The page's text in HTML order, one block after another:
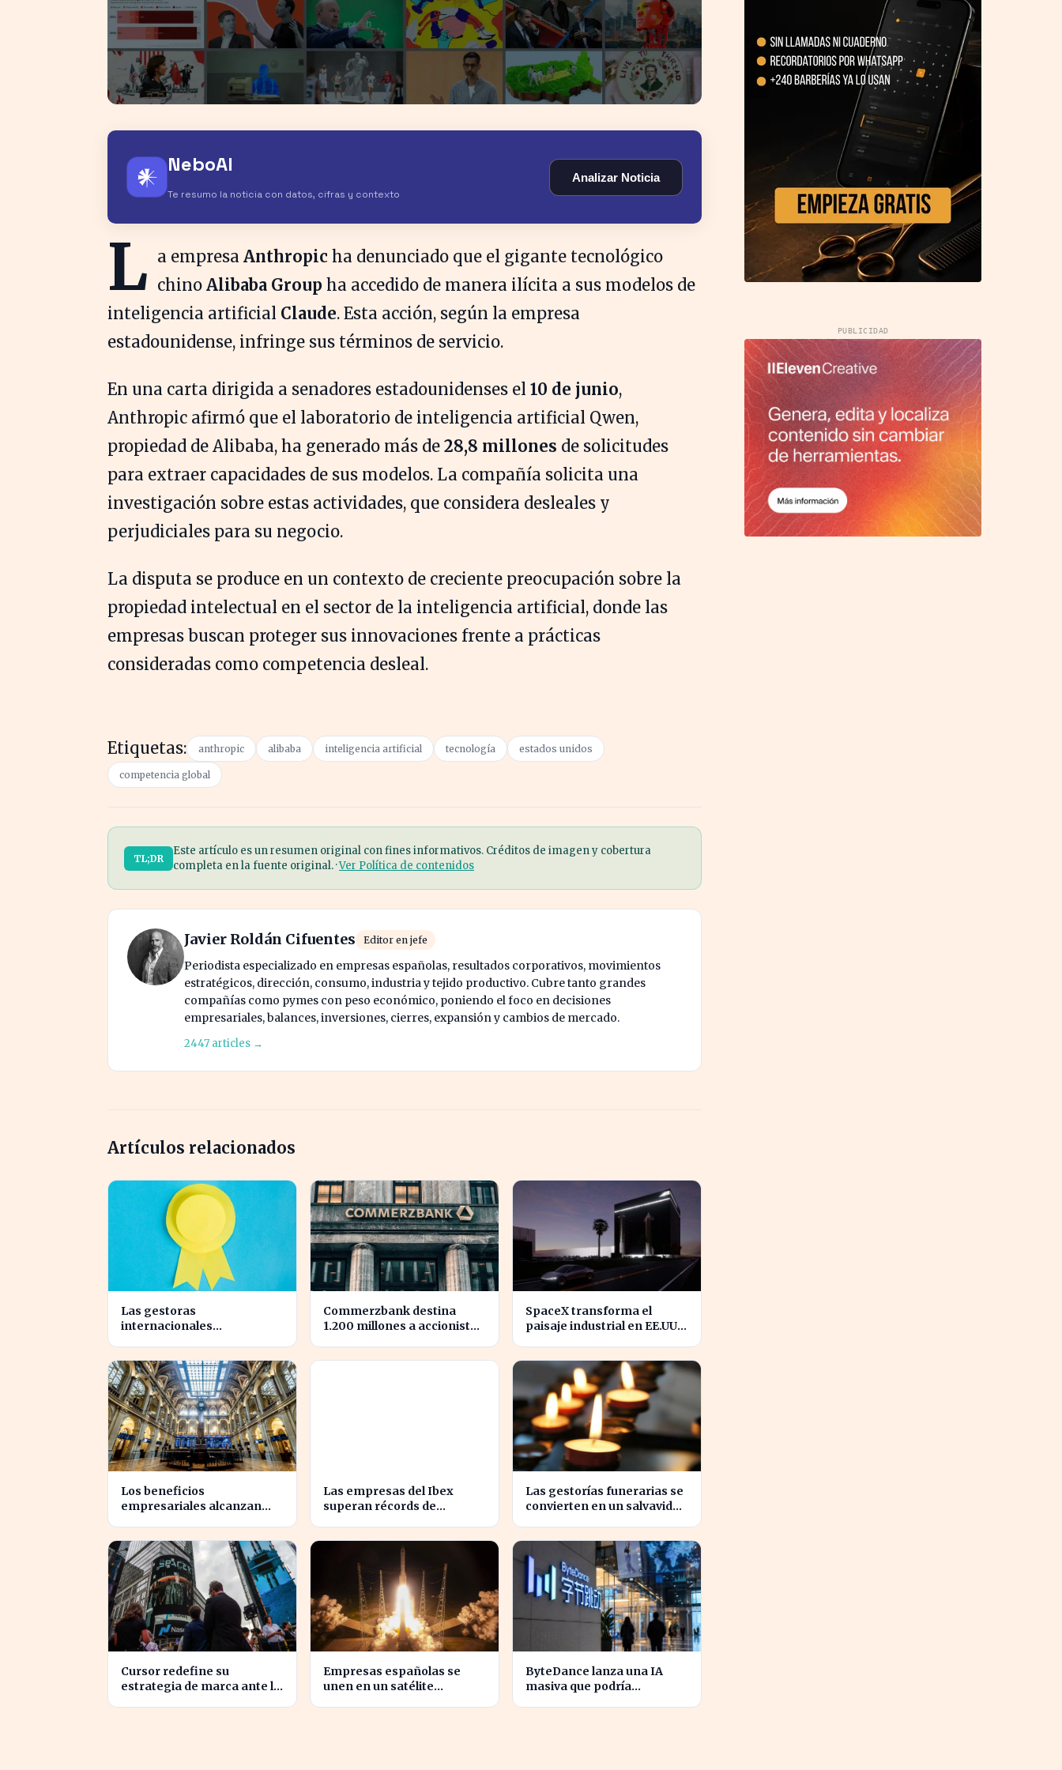
𒀭 NeboAI
Te resumo la noticia con datos, cifras y contexto
Analizar Noticia
L a empresa Anthropic ha denunciado que el gigante tecnológico
chino Alibaba Group ha accedido de manera ilícita a sus modelos de
inteligencia artificial Claude. Esta acción, según la empresa
estadounidense, infringe sus términos de servicio.
En una carta dirigida a senadores estadounidenses el 10 de junio,
Anthropic afirmó que el laboratorio de inteligencia artificial Qwen,
propiedad de Alibaba, ha generado más de 28,8 millones de solicitudes
para extraer capacidades de sus modelos. La compañía solicita una
investigación sobre estas actividades, que considera desleales y
perjudiciales para su negocio.
La disputa se produce en un contexto de creciente preocupación sobre la
propiedad intelectual en el sector de la inteligencia artificial, donde las
empresas buscan proteger sus innovaciones frente a prácticas
consideradas como competencia desleal.
Etiquetas: anthropic alibaba inteligencia artificial tecnología estados unidos
competencia global
TL;DR
Este artículo es un resumen original con fines informativos. Créditos de imagen y cobertura
completa en la fuente original. ·Ver Política de contenidos
Javier Roldán Cifuentes Editor en jefe
Periodista especializado en empresas españolas, resultados corporativos, movimientos
estratégicos, dirección, consumo, industria y tejido productivo. Cubre tanto grandes
compañías como pymes con peso económico, poniendo el foco en decisiones
empresariales, balances, inversiones, cierres, expansión y cambios de mercado.
2447 articles →
Artículos relacionados
Las gestoras
internacionales
nuevos nombrados?
Commerzbank destina
1.200 millones a accionistas
SpaceX transforma el
paisaje industrial en EE.UU.
zonas
Los beneficios
empresariales alcanzan
Las empresas del Ibex
superan récords de
Las gestorías funerarias se
convierten en un salvavidas
fallecimiento.
Cursor redefine su
estrategia de marca ante la
Empresas españolas se
unen en un satélite
ByteDance lanza una IA
masiva que podría
PUBLICIDAD